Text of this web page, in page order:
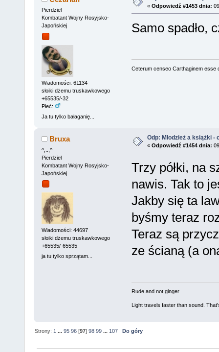
Pierdziel
Kombatant Wojny Rosyjsko-
Japońskiej
Wiadomości: 61134
słoiki dżemu truskawkowego
+65535/-32
Płeć:
Ja tu tylko bałaganię...
« Odpowiedź #1453 dnia:
Samo spadło,
Ceterum censeo Carthaginem esse
Bruxa
^,..,^
Pierdziel
Kombatant Wojny Rosyjsko-
Japońskiej
Wiadomości: 44697
słoiki dżemu truskawkowego
+65535/-65535
ja tu tylko sprzątam...
Odp: Młodzież a książki -
« Odpowiedź #1454 dnia:
Trzy półki, na
nawis. Tak to
Jakby się ta
byśmy teraz
Teraz są
ze ścianą (a
Rude and not ginger
Light travels faster than sound.
Strony: 1 ...95 96 [97]98 99 ... 107 Do góry